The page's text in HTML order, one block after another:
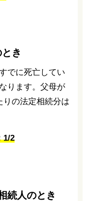
き
でに死亡してい
ります。父母が
りの法定相続分は
1/2
続人のとき